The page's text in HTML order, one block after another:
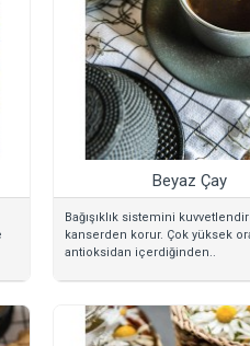
Beyaz Çay
Bağışıklık sistemini
kanserden korur. Çok yüksek
antioksidan içerdiğinden..